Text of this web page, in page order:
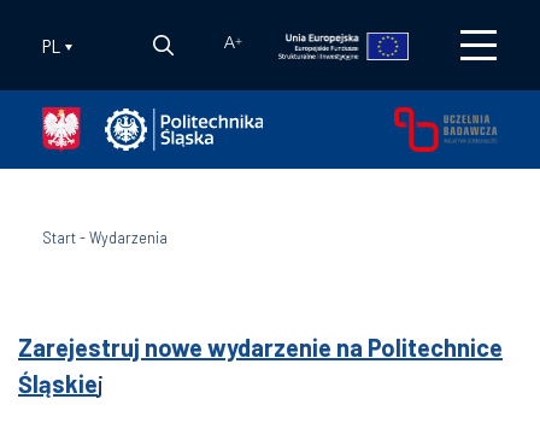
PL A+
Start-Wydarzenia
Zarejestruj nowe wydarzenie na Politechnice
Śląskiej